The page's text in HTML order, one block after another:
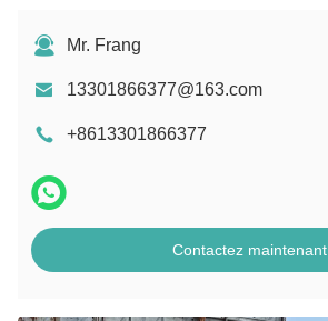
Mr. Frang
13301866377@163.com
+8613301866377
Contactez maintenant